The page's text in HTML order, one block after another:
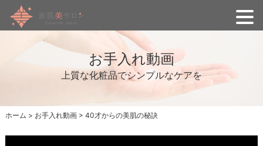
お手入れ動画
上質な化粧品でシンプルなケアを
ホーム > お手入れ動画> 40才からの美肌の秘訣